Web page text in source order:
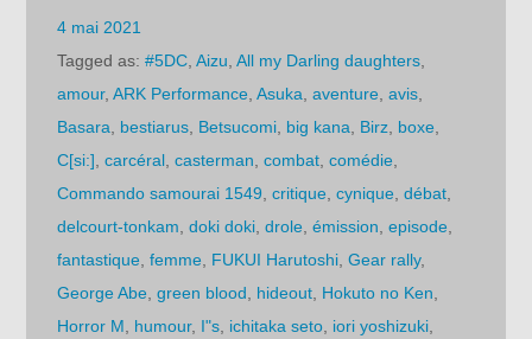
4 mai 2021
Tagged as:#5DC ,Aizu ,All my Darling daughters
amour,ARK Performance ,Asuka ,aventure ,avis
Basara
bestiarus Betsucomi big kana Birz boxe
C[si:] ,carcéral ,casterman ,combat ,comédie
Commando samourai 1549 ,critique ,cynique ,débat
delcourt-tonkam ,doki doki ,drole ,émission ,episode
fantastique ,femme FUKUI Harutoshi ,Gear rally,
George Abe ,green blood hideout Hokuto no Ken
Horror M
humour, I"s ichitaka seto iori yoshizuki